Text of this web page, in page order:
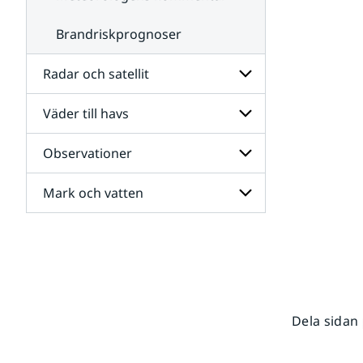
Brandriskprognoser
Radar och satellit
Undersidor
för
Radar
och
satellit
Väder till havs
Undersidor
för
Väder
till
havs
Observationer
Undersidor
för
Mark och vatten
Dela sidan